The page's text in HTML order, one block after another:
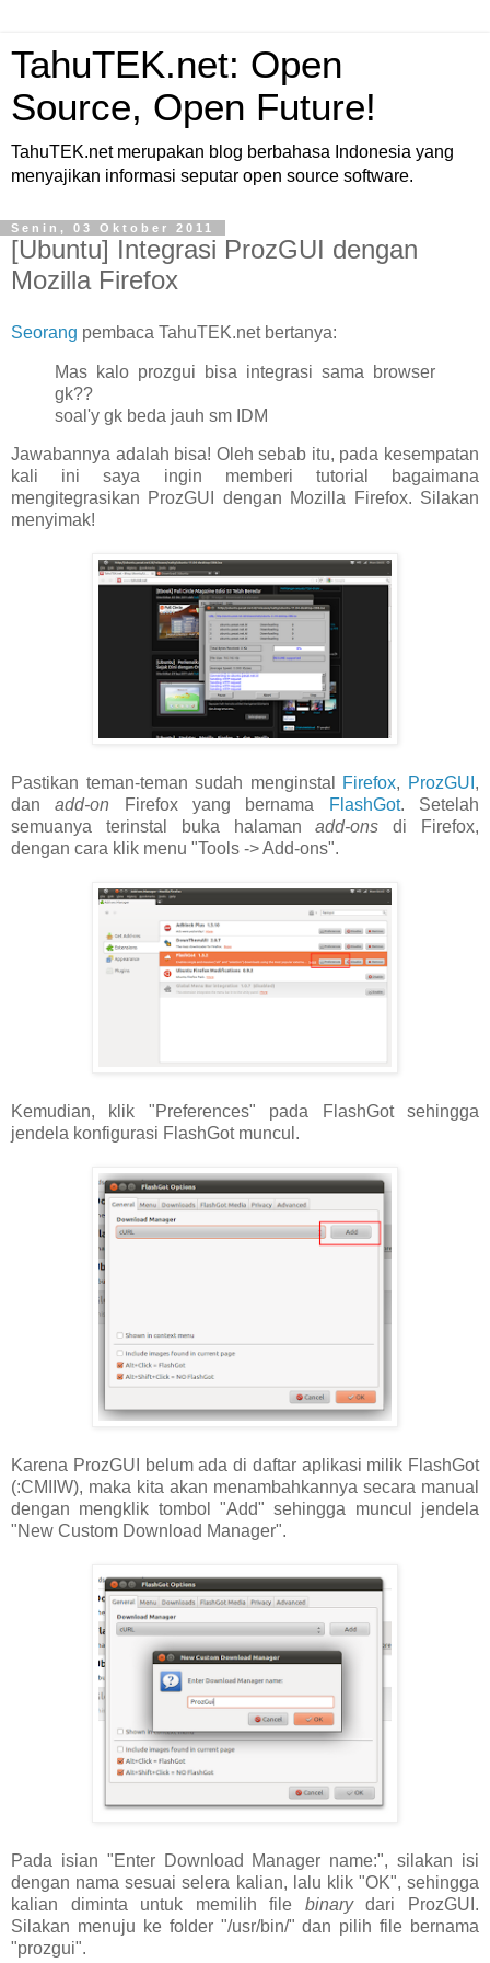
TahuTEK.net: Open
Source, Open Future!
TahuTEK.net merupakan blog berbahasa Indonesia yang
menyajikan informasi seputar open source software.
Senin, 03 Oktober 2011
[Ubuntu] Integrasi ProzGUI dengan
Mozilla Firefox
Seorang pembaca TahuTEK.net bertanya:
Mas kalo prozgui bisa integrasi sama browser
gk??
soal'y gk beda jauh sm IDM
Jawabannya adalah bisa! Oleh sebab itu, pada kesempatan
kali ini saya ingin memberi tutorial bagaimana
mengitegrasikan ProzGUI dengan Mozilla Firefox. Silakan
menyimak!
Pastikan teman-teman sudah menginstal Firefox, ProzGUI ,
danadd-on Firefox yang bernama FlashGot. Setelah
semuanya terinstal buka halamanadd-ons di Firefox,
dengan cara klik menu "Tools -> Add-ons".
Kemudian, klik "Preferences" pada FlashGot sehingga
jendela konfigurasi FlashGot muncul.
Karena ProzGUI belum ada di daftar aplikasi milik FlashGot
(:CMIIW), maka kita akan menambahkannya secara manual
dengan mengklik tombol "Add" sehingga muncul jendela
"New Custom Download Manager".
Pada isian "Enter Download Manager name:", silakan isi
dengan nama sesuai selera kalian, lalu klik "OK", sehingga
kalian diminta untuk memilih file binarydari ProzGUI.
Silakan menuju ke folder "/usr/bin/" dan pilih file bernama
"prozgui".